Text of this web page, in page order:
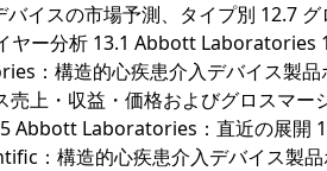
イスの市場予測、タイプ別 12.7
ヤー分析 13.1 Abbott Laboratories
：構造的心疾患介入デバイス製品
上・収益・価格およびグロスマー
Abbott Laboratories：直近の展開
：構造的心疾患介入デバイス製